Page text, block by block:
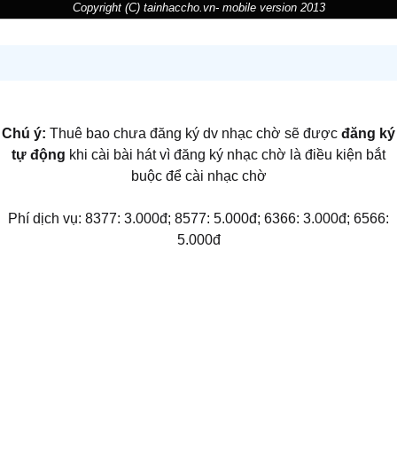
Copyright (C) tainhaccho.vn- mobile version 2013
Chú ý: Thuê bao chưa đăng ký dv nhạc chờ sẽ được đăng ký
tự động khi cài bài hát vì đăng ký nhạc chờ là điều kiện bắt
buộc để cài nhạc chờ
Phí dịch vụ: 8377: 3.000đ; 8577: 5.000đ; 6366: 3.000đ; 6566:
5.000đ